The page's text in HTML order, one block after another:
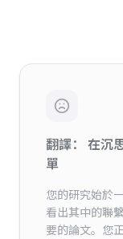
翻譯： 在沉
單
您的研究始於
看出其中的聯
要的論文。您